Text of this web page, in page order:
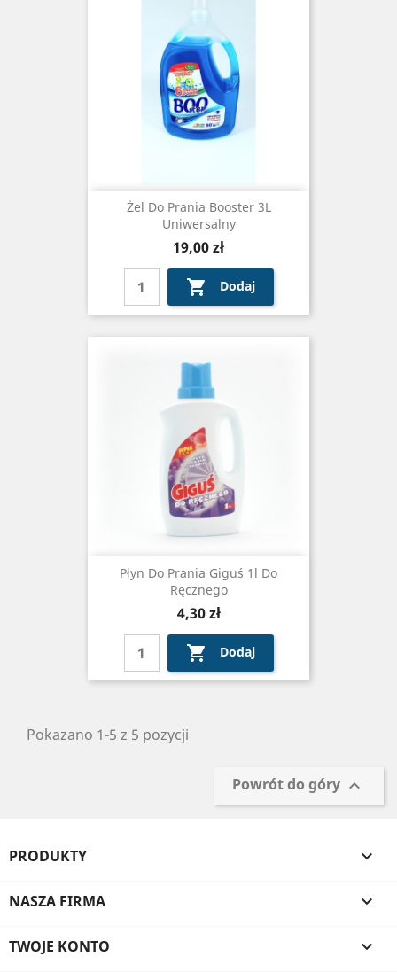
Żel Do Prania Booster 3L
Uniwersalny
Cena
19,00 zł
 Dodaj
Płyn Do Prania Giguś 1l Do
Ręcznego
Cena
4,30 zł
 Dodaj
Pokazano 1-5 z 5 pozycji
Powrót do góry 
PRODUKTY 
NASZA FIRMA 
TWOJE KONTO 